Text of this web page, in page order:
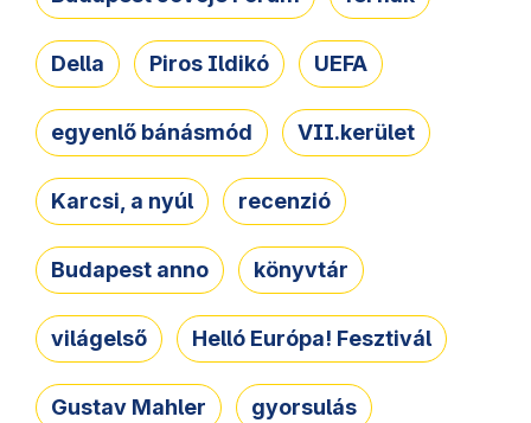
Della Piros Ildikó UEFA
egyenlő bánásmód VII.kerület
Karcsi, a nyúl recenzió
Budapest anno könyvtár
világelső Helló Európa! Fesztivál
Gustav Mahler gyorsulás